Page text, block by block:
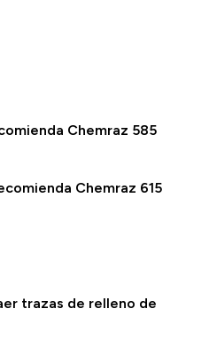
Chemraz 585
Chemraz 615
trazas de relleno de